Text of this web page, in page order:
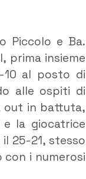
Piccolo e Ba.
prima insieme
10 al posto di
alle ospiti di
out in battuta,
la giocatrice
25-21, stesso
i numerosi